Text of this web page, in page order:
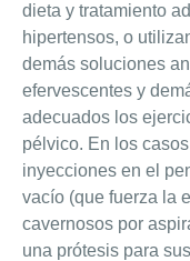
dieta y tratamiento
hipertensos, o
demás soluciones
efervescentes y
adecuados los
pélvico. En los
inyecciones en el
vacío (que fuerza la
cavernosos por
una prótesis para